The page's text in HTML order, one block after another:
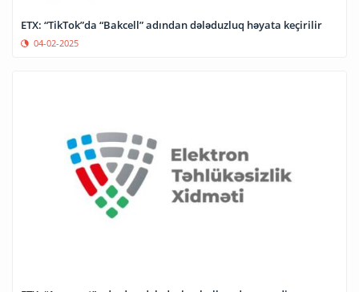
ETX: “TikTok”da “Bakcell” adından dələduzluq həyata keçirilir
04-02-2025